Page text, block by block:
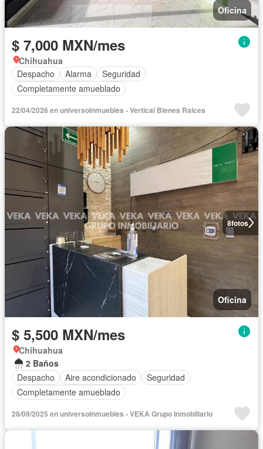
Oficina
$ 7,000 MXN/mes
Chihuahua
Despacho
Alarma
Seguridad
Completamente amueblado
22/04/2026 en universoInmuebles - Vertical Bienes Raices
8fotos
Oficina
$ 5,500 MXN/mes
Chihuahua
2 Baños
Despacho
Aire acondicionado
Seguridad
Completamente amueblado
28/09/2025 en universoInmuebles - VEKA Grupo Inmobiliario